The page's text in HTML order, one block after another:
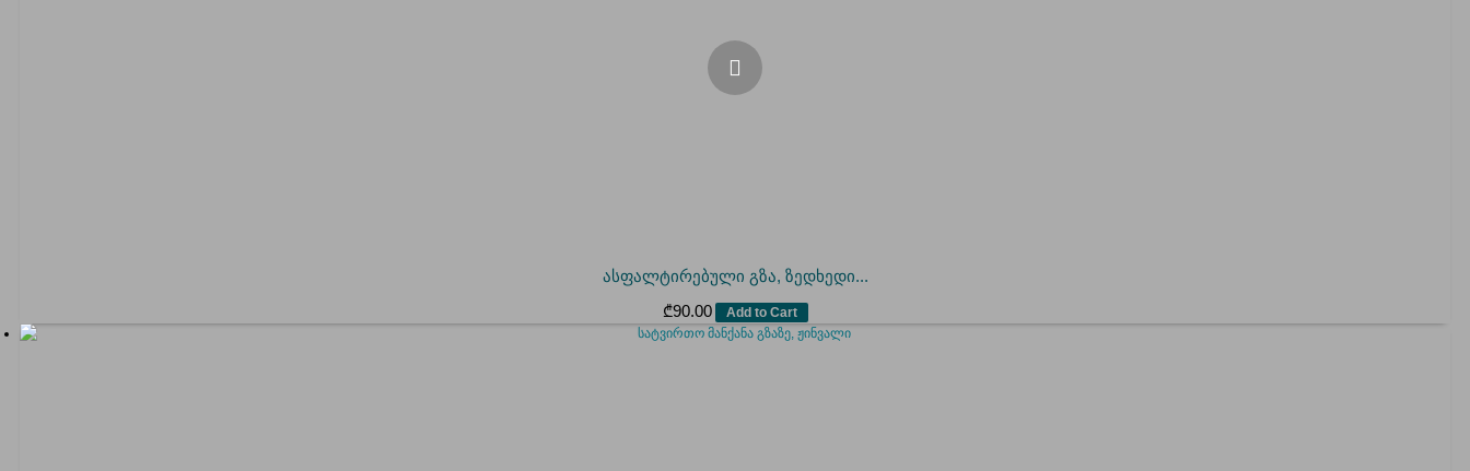
ასფალტირებული გზა, ზედხედი...
₾90.00 Add to Cart